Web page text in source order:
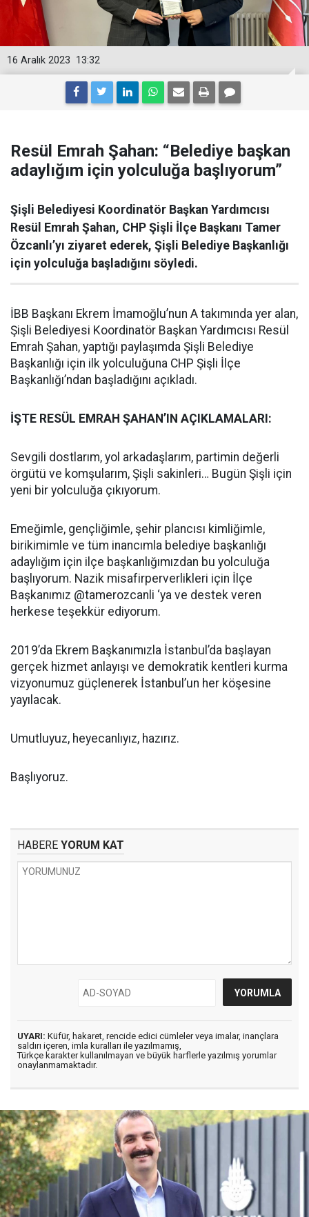
13:32
16 Aralık 2023
Resül Emrah Şahan: “Belediye başkan
adaylığım için yolculuğa başlıyorum”
Şişli Belediyesi Koordinatör Başkan Yardımcısı
Resül Emrah Şahan, CHP Şişli İlçe Başkanı Tamer
Özcanlı’yı ziyaret ederek, Şişli Belediye Başkanlığı
için yolculuğa başladığını söyledi.
İBB Başkanı Ekrem İmamoğlu’nun A takımında yer alan,
Şişli Belediyesi Koordinatör Başkan Yardımcısı Resül
Emrah Şahan, yaptığı paylaşımda Şişli Belediye
Başkanlığı için ilk yolculuğuna CHP Şişli İlçe
Başkanlığı’ndan başladığını açıkladı.
İŞTE RESÜL EMRAH ŞAHAN’IN AÇIKLAMALARI:
Sevgili dostlarım, yol arkadaşlarım, partimin değerli
örgütü ve komşularım, Şişli sakinleri… Bugün Şişli için
yeni bir yolculuğa çıkıyorum.
Emeğimle, gençliğimle, şehir plancısı kimliğimle,
birikimimle ve tüm inancımla belediye başkanlığı
adaylığım için ilçe başkanlığımızdan bu yolculuğa
başlıyorum. Nazik misafirperverlikleri için İlçe
Başkanımız @tamerozcanli ‘ya ve destek veren
herkese teşekkür ediyorum.
2019’da Ekrem Başkanımızla İstanbul’da başlayan
gerçek hizmet anlayışı ve demokratik kentleri kurma
vizyonumuz güçlenerek İstanbul’un her köşesine
yayılacak.
Umutluyuz, heyecanlıyız, hazırız.
Başlıyoruz.
HABERE YORUM KAT
UYARI: Küfür, hakaret, rencide edici cümleler veya imalar, inançlara
saldırı içeren, imla kuralları ile yazılmamış,
Türkçe karakter kullanılmayan ve büyük harflerle yazılmış yorumlar
onaylanmamaktadır.